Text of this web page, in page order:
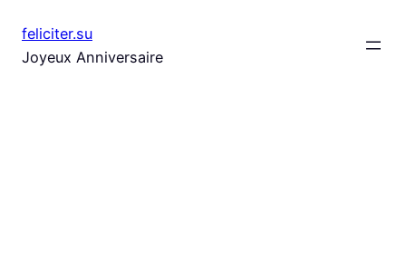
au
contenu
feliciter.su
Joyeux Anniversaire